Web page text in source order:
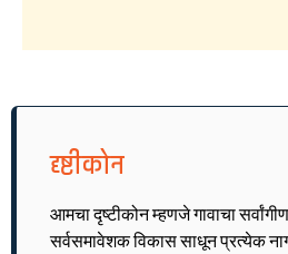
दृष्टीकोन
आमचा दृष्टीकोन म्हणजे गावाचा
सर्वसमावेशक विकास साधून प्रत्येक